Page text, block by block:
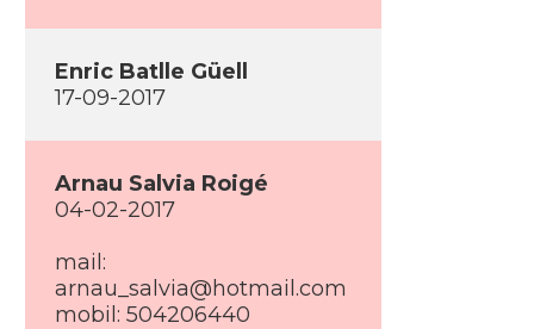
Enric Batlle Güell
17-09-2017
Arnau Salvia Roigé
04-02-2017
mail:
arnau_salvia@hotmail.com
mobil: 504206440